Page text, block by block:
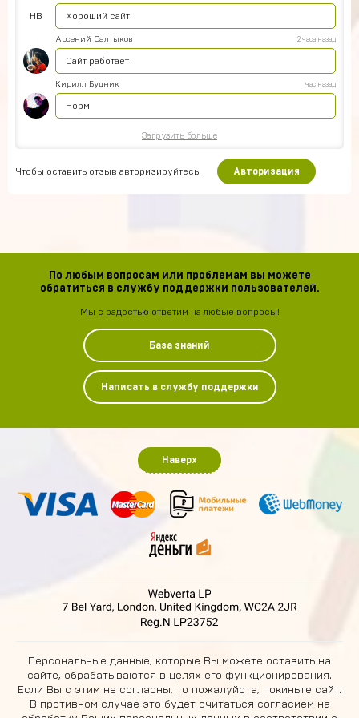
HB Хороший сайт
Арсений Салтыков 2 часа назад
Сайт работает
Кирилл Будник час назад
Норм
Загрузить больше
Чтобы оставить отзыв авторизируйтесь. Авторизация
По любым вопросам или проблемам вы можете
обратиться в службу поддержки пользователей.
Мы с радостью ответим на любые вопросы!
База знаний
Написать в службу поддержки
Наверх
Персональные данные, которые Вы можете оставить на
сайте, обрабатываются в целях его функционирования.
Если Вы с этим не согласны, то пожалуйста, покиньте сайт.
В противном случае это будет считаться согласием на